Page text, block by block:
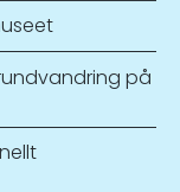
på